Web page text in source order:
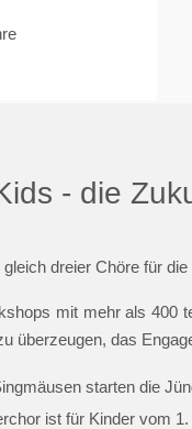
- die
dreier Chöre für
mit mehr als 400
überzeugen, das
starten die
ist für Kinder vom